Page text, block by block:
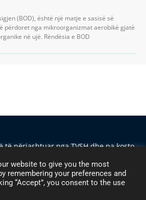
(BOD), është një matje e sasisë së
përdoret nga mikroorganizmat aerobikë gjatë
në ujë. Rëndësia e BOD
të përjashtuar nga TVSH dhe pa kosto
— Rr. Frosina Plaku, Pallati 21,
TVSH M11621034H ©2024 Të gjitha
drejtat e rezervuara
website to give you the most
remembering your preferences and
“Accept”, you consent to the use